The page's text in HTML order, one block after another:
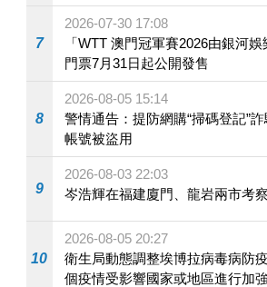
7
2026-07-30 17:08
「WTT 澳門冠軍賽2026由銀河娛
門票7月31日起公開發售
8
2026-08-05 15:14
警情通告：提防網購“掃碼登記”
帳號被盜用
9
2026-08-03 22:03
岑浩輝在福建廈門、龍岩兩市考
10
2026-08-05 20:27
衛生局動態調整埃博拉病毒病防
個疫情受影響國家或地區進行加